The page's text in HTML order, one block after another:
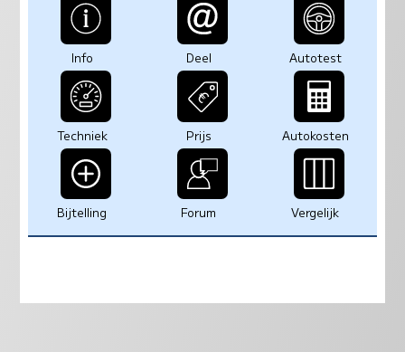
Info Deel Autotest
Techniek Prijs Autokosten
Bijtelling Forum Vergelijk